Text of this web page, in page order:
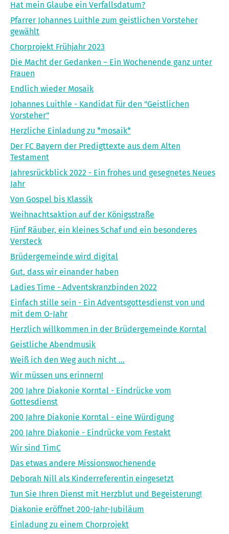
Hat mein Glaube ein Verfallsdatum?
Pfarrer Johannes Luithle zum geistlichen Vorsteher
gewählt
Chorprojekt Frühjahr 2023
Die Macht der Gedanken – Ein Wochenende ganz unter
Frauen
Endlich wieder Mosaik
Johannes Luithle - Kandidat für den "Geistlichen
Vorsteher"
Herzliche Einladung zu *mosaik*
Der FC Bayern der Predigttexte aus dem Alten
Testament
Jahresrückblick 2022 - Ein frohes und gesegnetes Neues
Jahr
Von Gospel bis Klassik
Weihnachtsaktion auf der Königsstraße
Fünf Räuber, ein kleines Schaf und ein besonderes
Versteck
Brüdergemeinde wird digital
Gut, dass wir einander haben
Ladies Time - Adventskranzbinden 2022
Einfach stille sein - Ein Adventsgottesdienst von und
mit dem O-Jahr
Herzlich willkommen in der Brüdergemeinde Korntal
Geistliche Abendmusik
Weiß ich den Weg auch nicht ...
Wir müssen uns erinnern!
200 Jahre Diakonie Korntal - Eindrücke vom
Gottesdienst
200 Jahre Diakonie Korntal - eine Würdigung
200 Jahre Diakonie - Eindrücke vom Festakt
Wir sind TimC
Das etwas andere Missionswochenende
Deborah Nill als Kinderreferentin eingesetzt
Tun Sie Ihren Dienst mit Herzblut und Begeisterung!
Diakonie eröffnet 200-Jahr-Jubiläum
Einladung zu einem Chorprojekt